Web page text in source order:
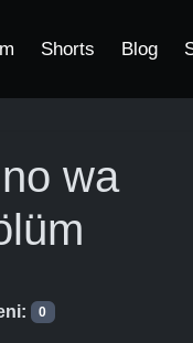
Shorts Blog
wa
0